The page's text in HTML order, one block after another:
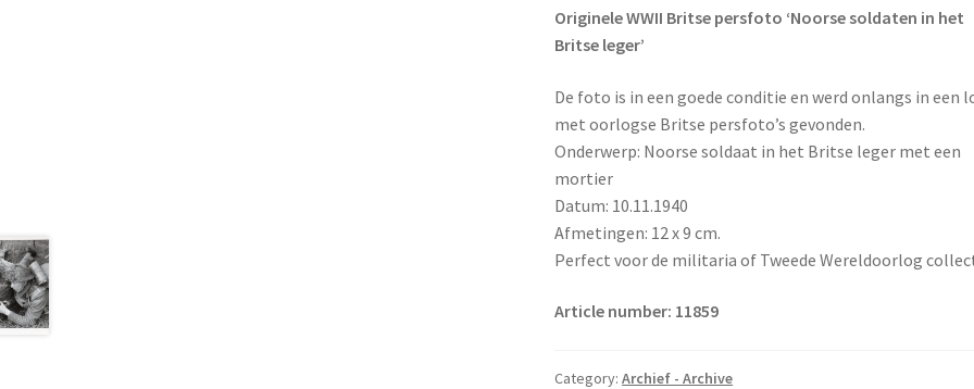
Originele WWII Britse persfoto ‘Noorse soldaten in het
Britse leger’
De foto is in een goede conditie en werd onlangs in een
met oorlogse Britse persfoto’s gevonden.
Onderwerp: Noorse soldaat in het Britse leger met een
mortier
Datum: 10.11.1940
Afmetingen: 12 x 9 cm.
Perfect voor de militaria of Tweede Wereldoorlog
Article number: 11859
Category:Archief - Archive